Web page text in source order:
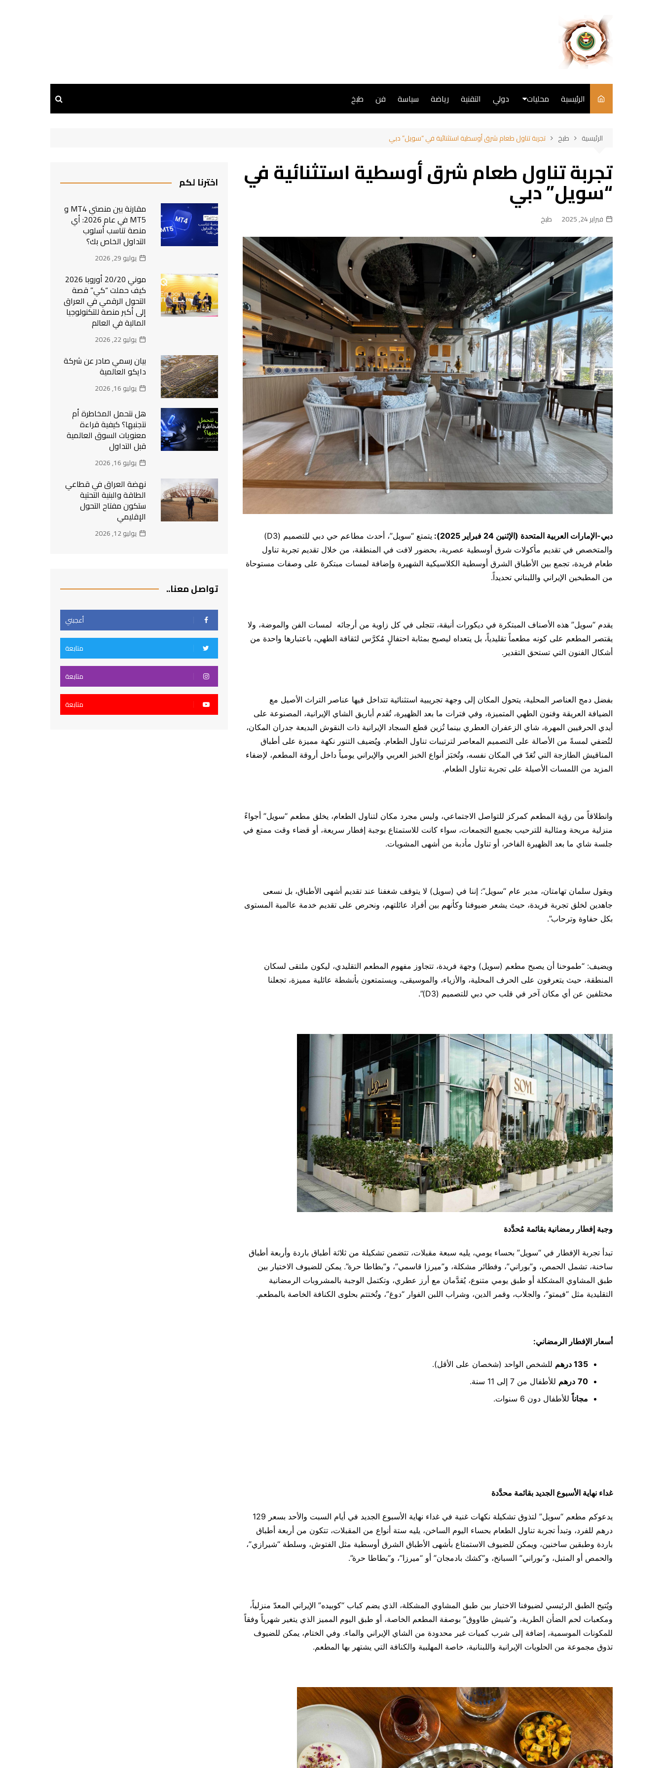
الرئيسية محليات
فن
طبخ
دولي التقنية رياضة سياسة فن طبخ
الرئيسية طبخ تجربة تناول طعام شرق أوسطية استثنائية في “سويل” دبي
تجربة تناول طعام شرق أوسطية استثنائية في
“سويل” دبي
فبراير 24, 2025 طبخ
دبي-الإمارات العربية المتحدة (الإثنين 24 فبراير 2025):
يتمتع “سويل”، أحدث مطاعم حي دبي للتصميم (D3)
والمتخصص في تقديم مأكولات شرق أوسطية عصرية، بحضور لافت في المنطقة، من خلال تقديم تجربة تناول
طعام فريدة، تجمع بين الأطباق الشرق أوسطية الكلاسيكية الشهيرة وإضافة لمسات مبتكرة على وصفات مستوحاة
من المطبخين الإيراني واللبناني تحديداً.
يقدم “سويل” هذه الأصناف المبتكرة في ديكورات أنيقة، تتجلى في كل زاوية من أرجائه لمسات الفن والموضة، ولا
يقتصر المطعم على كونه مطعماً تقليدياً، بل يتعداه ليصبح بمثابة احتفالٍ مُكرَّس لثقافة الطهي، باعتبارها واحدة من
أشكال الفنون التي تستحق التقدير.
بفضل دمج العناصر المحلية، يتحول المكان إلى وجهة تجريبية استثنائية تتداخل فيها عناصر التراث الأصيل مع
الضيافة العريقة وفنون الطهي المتميزة، وفي فترات ما بعد الظهيرة، تُقدم أباريق الشاي الإيرانية، المصنوعة على
أيدي الحرفيين المهرة، شاي الزعفران العطري بينما تُزين قطع السجاد الإيرانية ذات النقوش البديعة جدران المكان،
لتُضفي لمسةً من الأصالة على التصميم المعاصر لترتيبات تناول الطعام. ويُضيف التنور نكهة مميزة على أطباق
المناقيش الطازجة التي تُعَدّ في المكان نفسه، وتُخبَز أنواع الخبز العربي والإيراني يومياً داخل أروقة المطعم، لإضفاء
المزيد من اللمسات الأصيلة على تجربة تناول الطعام.
وانطلاقاً من رؤية المطعم كمركز للتواصل الاجتماعي، وليس مجرد مكان لتناول الطعام، يخلق مطعم “سويل” أجواءً
منزلية مريحة ومثالية للترحيب بجميع التجمعات، سواء كانت للاستمتاع بوجبة إفطار سريعة، أو قضاء وقت ممتع في
جلسة شاي ما بعد الظهيرة الفاخر، أو تناول مأدبة من أشهى المشويات.
ويقول سلمان تهامتان، مدير عام “سويل”: إننا في (سويل) لا يتوقف شغفنا عند تقديم أشهى الأطباق، بل نسعى
جاهدين لخلق تجربة فريدة، حيث يشعر ضيوفنا وكأنهم بين أفراد عائلتهم، ونحرص على تقديم خدمة عالمية المستوى
بكل حفاوة وترحاب”.
ويضيف: “طموحنا أن يصبح مطعم (سويل) وجهة فريدة، تتجاوز مفهوم المطعم التقليدي، ليكون ملتقى لسكان
المنطقة، حيث يتعرفون على الحرف المحلية، والأزياء، والموسيقى، ويستمتعون بأنشطة عائلية مميزة، تجعلنا
مختلفين عن أي مكان آخر في قلب حي دبي للتصميم (D3)”.
وجبة إفطار رمضانية بقائمة مُحدَّدة
تبدأ تجربة الإفطار في “سويل” بحساء يومي، يليه سبعة مقبلات، تتضمن تشكيلة من ثلاثة أطباق باردة وأربعة أطباق
ساخنة، تشمل الحمص، و”بوراني”، وفطائر مشكلة، و”ميرزا قاسمي”، و”بطاطا حرة”. يمكن للضيوف الاختيار بين
طبق المشاوي المشكلة أو طبق يومي متنوع، يُقدَّمان مع أرز عطري، وتكتمل الوجبة بالمشروبات الرمضانية
التقليدية مثل “فيمتو”، والجلاب، وقمر الدين، وشراب اللبن الفوار “دوغ”، وتُختتم بحلوى الكنافة الخاصة بالمطعم.
أسعار الإفطار الرمضاني:
135 درهم للشخص الواحد (شخصان على الأقل).
70 درهم للأطفال من 7 إلى 11 سنة.
مجاناً للأطفال دون 6 سنوات.
غداء نهاية الأسبوع الجديد بقائمة محدَّدة
يدعوكم مطعم “سويل” لتذوق تشكيلة نكهات غنية في غداء نهاية الأسبوع الجديد في أيام السبت والأحد بسعر 129
درهم للفرد، وتبدأ تجربة تناول الطعام بحساء اليوم الساخن، يليه ستة أنواع من المقبلات، تتكون من أربعة أطباق
باردة وطبقين ساخنين، ويمكن للضيوف الاستمتاع بأشهى الأطباق الشرق أوسطية مثل الفتوش، وسلطة “شيرازي”،
والحمص أو المتبل، و”بوراني” السبانخ، و”كشك بادمجان” أو “ميرزا”، و”بطاطا حرة”.
ويُتيح الطبق الرئيسي لضيوفنا الاختيار بين طبق المشاوي المشكلة، الذي يضم كباب “كوبيده” الإيراني المعدّ منزلياً،
ومكعبات لحم الضأن الطرية، و”شيش طاووق” بوصفة المطعم الخاصة، أو طبق اليوم المميز الذي يتغير شهرياً وفقاً
للمكونات الموسمية، إضافة إلى شرب كميات غير محدودة من الشاي الإيراني والماء. وفي الختام، يمكن للضيوف
تذوق مجموعة من الحلويات الإيرانية واللبنانية، خاصة المهلبية والكنافة التي يشتهر بها المطعم.
اخترنا لكم
مقارنة بين منصتي MT4 و
MT5 في عام 2026: أي
منصة تناسب أسلوب
التداول الخاص بك؟
يوليو 29, 2026
موني 20/20 أوروبا 2026
كيف حملت “كي” قصة
التحول الرقمي في العراق
إلى أكبر منصة للتكنولوجيا
المالية في العالم
يوليو 22, 2026
بيان رسمي صادر عن شركة
دايكو العالمية
يوليو 16, 2026
هل نتحمل المخاطرة أم
نتجنبها؟ كيفية قراءة
معنويات السوق العالمية
قبل التداول
يوليو 16, 2026
نهضة العراق في قطاعي
الطاقة والبنية التحتية
ستكون مفتاح التحول
الإقليمي
يوليو 12, 2026
تواصل معنا..
أعجبني
متابعة
متابعة
متابعة